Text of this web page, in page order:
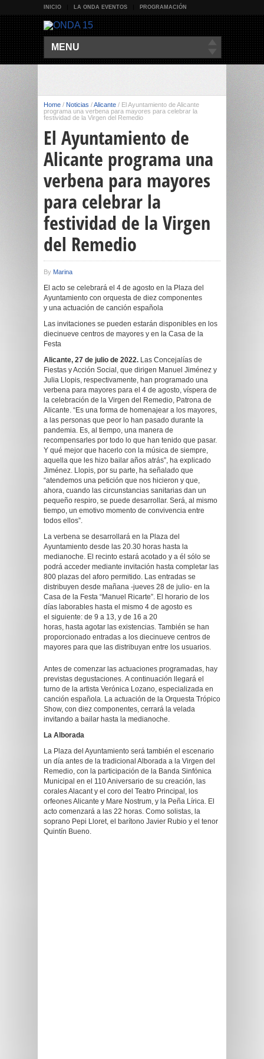
INICIO LA ONDA EVENTOS PROGRAMACIÓN
MENU
Home / Noticias /Alicante / El Ayuntamiento de Alicante
programa una verbena para mayores para celebrar la
festividad de la Virgen del Remedio
El Ayuntamiento de
Alicante programa una
verbena para mayores
para celebrar la
festividad de la Virgen
del Remedio
By Marina
El acto se celebrará el 4 de agosto en la Plaza del
Ayuntamiento con orquesta de diez componentes
y una actuación de canción española
Las invitaciones se pueden estarán disponibles en los
diecinueve centros de mayores y en la Casa de la
Festa
Alicante, 27 de julio de 2022. Las Concejalías de
Fiestas y Acción Social, que dirigen Manuel Jiménez y
Julia Llopis, respectivamente, han programado una
verbena para mayores para el 4 de agosto, víspera de
la celebración de la Virgen del Remedio, Patrona de
Alicante. “Es una forma de homenajear a los mayores,
a las personas que peor lo han pasado durante la
pandemia. Es, al tiempo, una manera de
recompensarles por todo lo que han tenido que pasar.
Y qué mejor que hacerlo con la música de siempre,
aquella que les hizo bailar años atrás”, ha explicado
Jiménez. Llopis, por su parte, ha señalado que
“atendemos una petición que nos hicieron y que,
ahora, cuando las circunstancias sanitarias dan un
pequeño respiro, se puede desarrollar. Será, al mismo
tiempo, un emotivo momento de convivencia entre
todos ellos”.
La verbena se desarrollará en la Plaza del
Ayuntamiento desde las 20.30 horas hasta la
medianoche. El recinto estará acotado y a él sólo se
podrá acceder mediante invitación hasta completar las
800 plazas del aforo permitido. Las entradas se
distribuyen desde mañana -jueves 28 de julio- en la
Casa de la Festa “Manuel Ricarte”. El horario de los
días laborables hasta el mismo 4 de agosto es
el siguiente: de 9 a 13, y de 16 a 20
horas, hasta agotar las existencias. También se han
proporcionado entradas a los diecinueve centros de
mayores para que las distribuyan entre los usuarios.
Antes de comenzar las actuaciones programadas, hay
previstas degustaciones. A continuación llegará el
turno de la artista Verónica Lozano, especializada en
canción española. La actuación de la Orquesta Trópico
Show, con diez componentes, cerrará la velada
invitando a bailar hasta la medianoche.
La Alborada
La Plaza del Ayuntamiento será también el escenario
un día antes de la tradicional Alborada a la Virgen del
Remedio, con la participación de la Banda Sinfónica
Municipal en el 110 Aniversario de su creación, las
corales Alacant y el coro del Teatro Principal, los
orfeones Alicante y Mare Nostrum, y la Peña Lírica. El
acto comenzará a las 22 horas. Como solistas, la
soprano Pepi Lloret, el barítono Javier Rubio y el tenor
Quintín Bueno.